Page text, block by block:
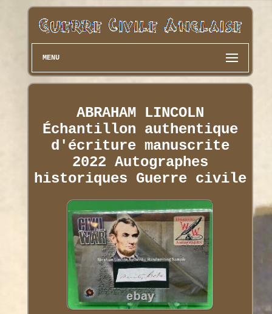
MENU
ABRAHAM LINCOLN
Échantillon authentique
d'écriture manuscrite
2022 Autographes
historiques Guerre civile